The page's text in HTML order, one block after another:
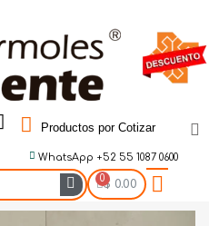
Productos por Cotizar
WhatsApp +52 55 1087 0600
$ 0.00